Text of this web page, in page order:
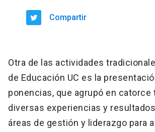
Compartir
Otra de las actividades
de Educación UC es la
ponencias, que agrupó en catorce
diversas experiencias y
áreas de gestión y liderazgo para